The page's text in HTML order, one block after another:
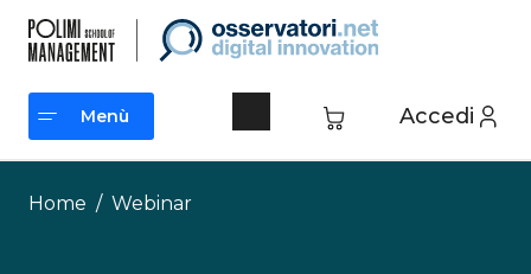
contenuto
Accedi
Menù
Menù
Home / Webinar